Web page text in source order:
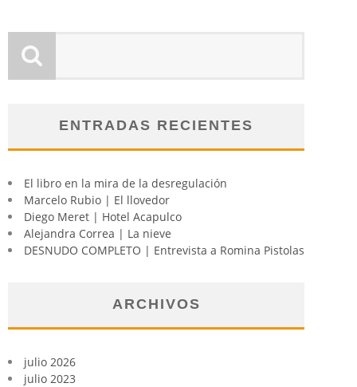
ENTRADAS RECIENTES
El libro en la mira de la desregulación
Marcelo Rubio | El llovedor
Diego Meret | Hotel Acapulco
Alejandra Correa | La nieve
DESNUDO COMPLETO | Entrevista a Romina Pistolas
ARCHIVOS
julio 2026
julio 2023